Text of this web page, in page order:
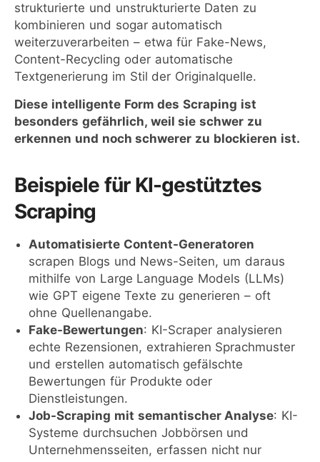
strukturierte und unstrukturierte Daten zu
kombinieren und sogar automatisch
weiterzuverarbeiten – etwa für Fake-News,
Content-Recycling oder automatische
Textgenerierung im Stil der Originalquelle.
Diese intelligente Form des Scraping ist
besonders gefährlich, weil sie schwer zu
erkennen und noch schwerer zu blockieren ist.
Beispiele für KI-gestütztes
Scraping
Automatisierte Content-Generatoren
scrapen Blogs und News-Seiten, um daraus
mithilfe von Large Language Models (LLMs)
wie GPT eigene Texte zu generieren – oft
ohne Quellenangabe.
Fake-Bewertungen: KI-Scraper analysieren
echte Rezensionen, extrahieren Sprachmuster
und erstellen automatisch gefälschte
Bewertungen für Produkte oder
Dienstleistungen.
Job-Scraping mit semantischer Analyse: KI-
Systeme durchsuchen Jobbörsen und
Unternehmensseiten, erfassen nicht nur